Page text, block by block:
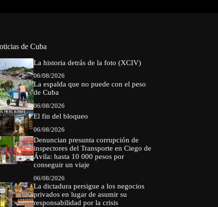
de Cuba
La historia detrás de la foto (XCIV)
06/08/2026
La espalda que no puede con el peso
de Cuba
06/08/2026
El fin del bloqueo
06/08/2026
Denuncian presunta corrupción de
inspectores del Transporte en Ciego de
Ávila: hasta 10 000 pesos por
conseguir un viaje
06/08/2026
La dictadura persigue a los negocios
privados en lugar de asumir su
responsabilidad por la crisis